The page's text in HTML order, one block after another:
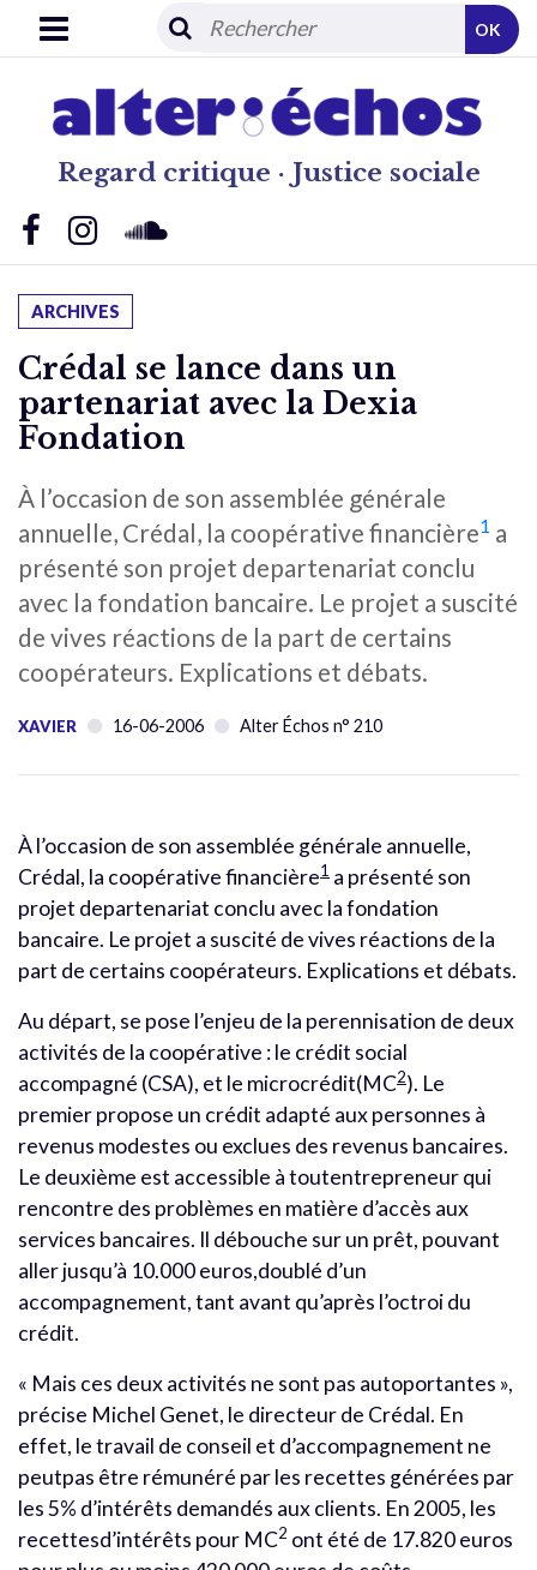
Regard critique · Justice sociale
OK
ARCHIVES
Crédal se lance dans un
partenariat avec la Dexia
Fondation
À l’occasion de son assemblée générale
annuelle, Crédal, la coopérative financière1 a
présenté son projet departenariat conclu
avec la fondation bancaire. Le projet a suscité
de vives réactions de la part de certains
coopérateurs. Explications et débats.
XAVIER 16-06-2006 Alter Échos n° 210
À l’occasion de son assemblée générale annuelle,
Crédal, la coopérative financière1 a présenté son
projet departenariat conclu avec la fondation
bancaire. Le projet a suscité de vives réactions de la
part de certains coopérateurs. Explications et débats.
Au départ, se pose l’enjeu de la perennisation de deux
activités de la coopérative : le crédit social
accompagné (CSA), et le microcrédit(MC2). Le
premier propose un crédit adapté aux personnes à
revenus modestes ou exclues des revenus bancaires.
Le deuxième est accessible à toutentrepreneur qui
rencontre des problèmes en matière d’accès aux
services bancaires. Il débouche sur un prêt, pouvant
aller jusqu’à 10.000 euros,doublé d’un
accompagnement, tant avant qu’après l’octroi du
crédit.
« Mais ces deux activités ne sont pas autoportantes »,
précise Michel Genet, le directeur de Crédal. En
effet, le travail de conseil et d’accompagnement ne
peutpas être rémunéré par les recettes générées par
les 5% d’intérêts demandés aux clients. En 2005, les
recettesd’intérêts pour MC2 ont été de 17.820 euros